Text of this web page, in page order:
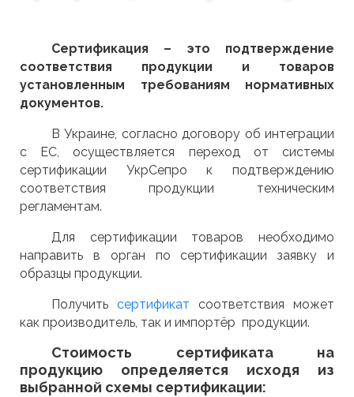
Сертификация – это подтверждение
соответствия продукции и товаров
установленным требованиям нормативных
документов.
В Украине, согласно договору об интеграции
с ЕС, осуществляется переход от системы
сертификации УкрСепро к подтверждению
соответствия продукции техническим
регламентам.
Для сертификации товаров необходимо
направить в орган по сертификации заявку и
образцы продукции.
Получить сертификат соответствия может
как производитель, так и импортёр продукции.
Стоимость сертификата на
продукцию определяется исходя из
выбранной схемы сертификации: